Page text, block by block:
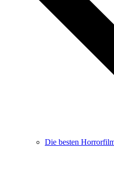
Die besten